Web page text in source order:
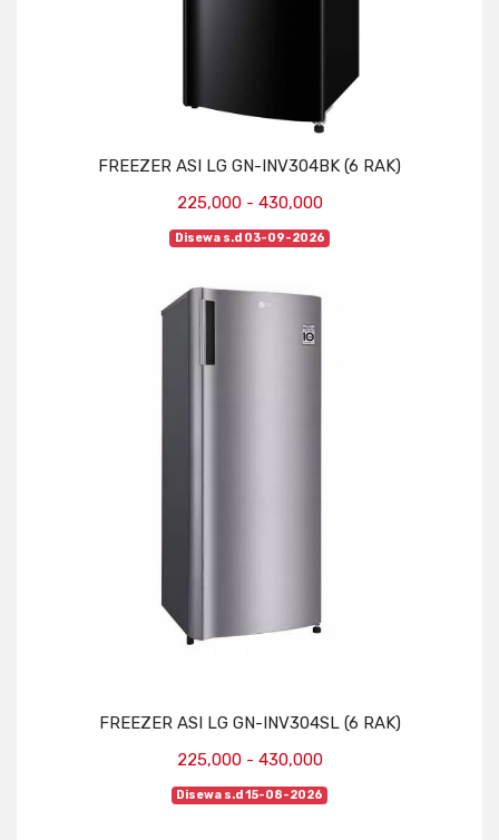
FREEZER ASI LG GN-INV304BK (6 RAK)
225,000 - 430,000
Disewa s.d 03-09-2026
FREEZER ASI LG GN-INV304SL (6 RAK)
225,000 - 430,000
Disewa s.d 15-08-2026